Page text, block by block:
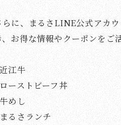
らに、まるさLINE公式アカ
、お得な情報やクーポンをご
江牛
ーストビーフ丼
めし
るさランチ